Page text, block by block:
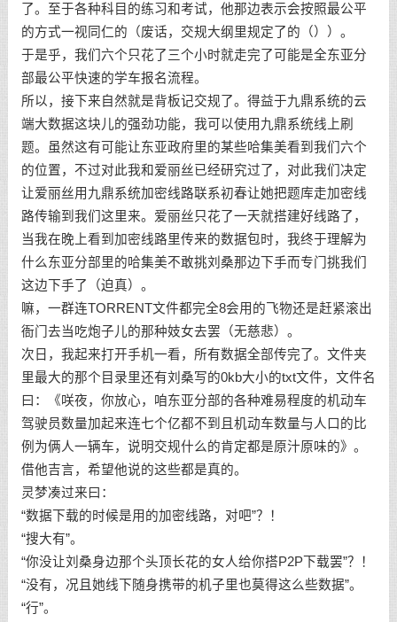
了。至于各种科目的练习和考试，他那边表示会按照最公平
的方式一视同仁的（废话，交规大纲里规定了的（））。
于是乎，我们六个只花了三个小时就走完了可能是全东亚分
部最公平快速的学车报名流程。
所以，接下来自然就是背板记交规了。得益于九鼎系统的云
端大数据这块儿的强劲功能，我可以使用九鼎系统线上刷
题。虽然这有可能让东亚政府里的某些哈集美看到我们六个
的位置，不过对此我和爱丽丝已经研究过了，对此我们决定
让爱丽丝用九鼎系统加密线路联系初春让她把题库走加密线
路传输到我们这里来。爱丽丝只花了一天就搭建好线路了，
当我在晚上看到加密线路里传来的数据包时，我终于理解为
什么东亚分部里的哈集美不敢挑刘桑那边下手而专门挑我们
这边下手了（迫真）。
嘛，一群连TORRENT文件都完全8会用的飞物还是赶紧滚出
衙门去当吃炮子儿的那种妓女去罢（无慈悲）。
次日，我起来打开手机一看，所有数据全部传完了。文件夹
里最大的那个目录里还有刘桑写的0kb大小的txt文件，文件名
曰：《咲夜，你放心，咱东亚分部的各种难易程度的机动车
驾驶员数量加起来连七个亿都不到且机动车数量与人口的比
例为俩人一辆车，说明交规什么的肯定都是原汁原味的》。
借他吉言，希望他说的这些都是真的。
灵梦凑过来曰：
“数据下载的时候是用的加密线路，对吧”？！
“搜大有”。
“你没让刘桑身边那个头顶长花的女人给你搭P2P下载罢”？！
“没有，况且她线下随身携带的机子里也莫得这么些数据”。
“行”。